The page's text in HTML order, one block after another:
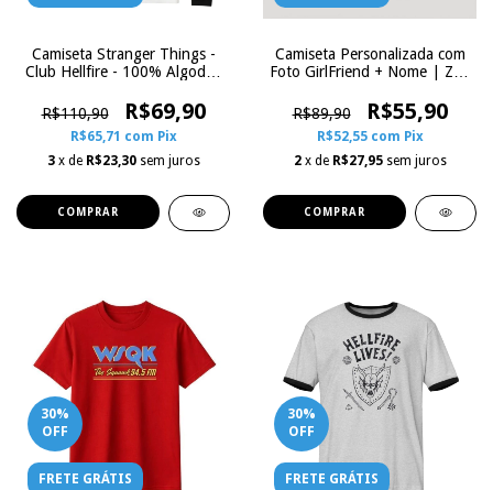
Camiseta Stranger Things -
Club Hellfire - 100% Algodão
Manga Longa
R$110,90 R$69,90
R$65,71 com Pix
3 x de R$23,30 sem juros
COMPRAR
Camiseta Personalizada com
Foto GirlFriend + Nome | Zoe
R$89,90
R$55,90
R$52,55 com Pix
2 x de R$27,95 sem juros
COMPRAR
30%
OFF
FRETE GRÁTIS
30%
OFF
FRETE GRÁTIS